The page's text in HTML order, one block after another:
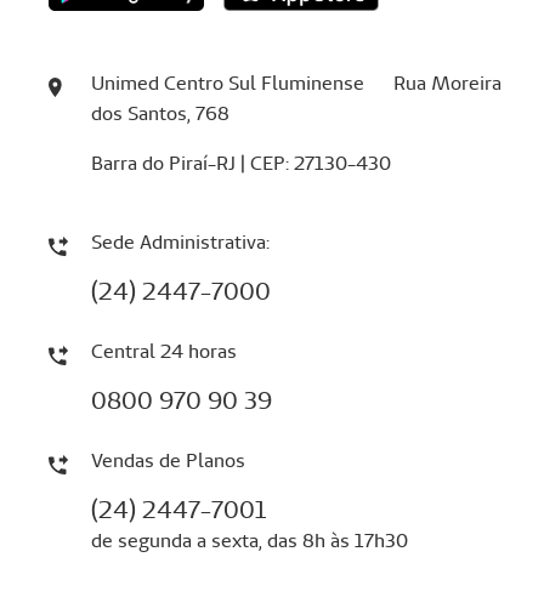
Unimed Centro Sul Fluminense Rua Moreira
dos Santos, 768
Barra do Piraí-RJ | CEP: 27130-430
Sede Administrativa:
(24) 2447-7000
Central 24 horas
0800 970 90 39
Vendas de Planos
(24) 2447-7001
de segunda a sexta, das 8h às 17h30